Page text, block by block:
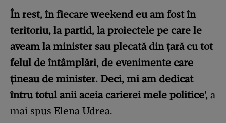
În rest, în fiecare weekend eu am fost în
teritoriu, la partid, la proiectele pe care le
aveam la minister sau plecată din țară cu tot
felul de întâmplări, de evenimente care
țineau de minister. Deci, mi am dedicat
întru totul anii aceia carierei mele politice', a
mai spus Elena Udrea.